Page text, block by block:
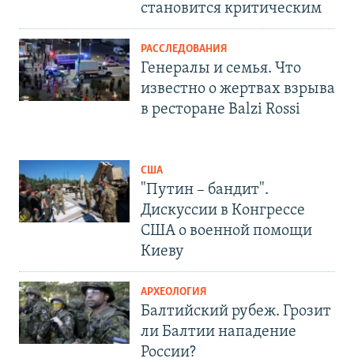
становится критическим
РАССЛЕДОВАНИЯ
Генералы и семья. Что
известно о жертвах взрыва
в ресторане Balzi Rossi
США
"Путин – бандит".
Дискуссии в Конгрессе
США о военной помощи
Киеву
АРХЕОЛОГИЯ
Балтийский рубеж. Грозит
ли Балтии нападение
России?